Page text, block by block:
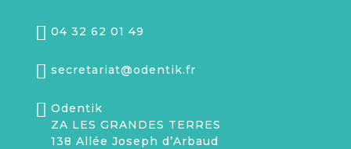
04 32 62 01 49
secretariat@odentik.fr
Odentik
ZA LES GRANDES TERRES
138 Allée Joseph d’Arbaud